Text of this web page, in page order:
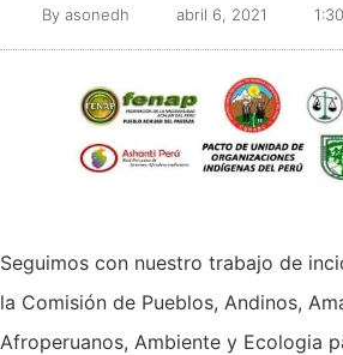
By asonedh abril 6, 2021
Seguimos con nuestro trabajo de
la Comisión de Pueblos, Andinos,
Afroperuanos, Ambiente y Ecologia